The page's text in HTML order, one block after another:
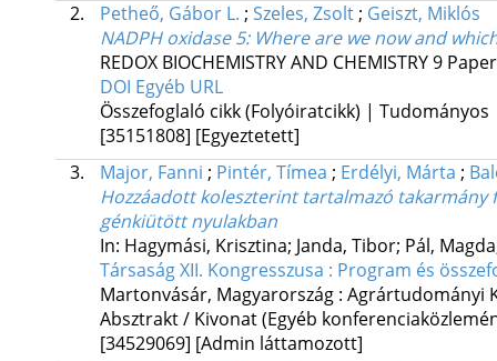
2.
Petheő, Gábor L. ; Szeles, Zsolt; Geiszt, Miklós
NADPH oxidase 5: Where are we now and
REDOX BIOCHEMISTRY AND CHEMISTRY9
DOI Egyéb URL
Összefoglaló cikk (Folyóiratcikk) | Tudományos
[35151808] [Egyeztetett]
3.
Major, Fanni ; Pintér, Tímea ; Erdélyi, Márta ;
Hozzáadott koleszterint tartalmazó takarmány
génkiütött nyulakban
In: Hagymási, Krisztina; Janda, Tibor; Pál,
Társaság XII. Kongresszusa : Program és
Martonvásár, Magyarország : Agrártudományi
Absztrakt / Kivonat (Egyéb
[34529069] [Admin láttamozott]